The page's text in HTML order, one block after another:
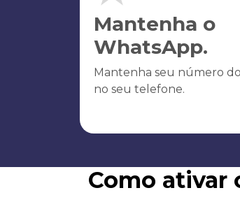
Mantenha o
WhatsApp.
Mantenha seu número
no seu telefone.
Como ativar